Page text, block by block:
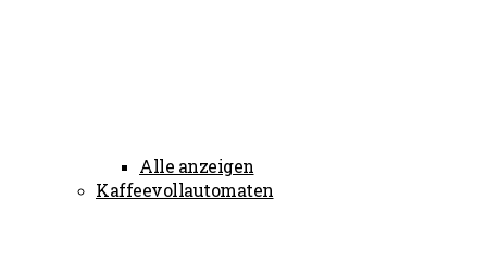
Alle anzeigen
Kaffeevollautomaten